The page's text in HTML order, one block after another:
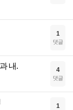
1
댓글
내. 4
댓글
1